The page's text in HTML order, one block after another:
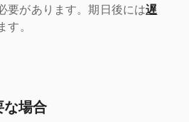
要があります。期日後には遅
す。
な場合